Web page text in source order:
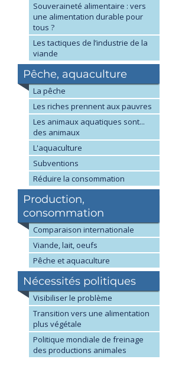
Souveraineté alimentaire : vers
une alimentation durable pour
tous ?
Les tactiques de l’industrie de la
viande
Pêche, aquaculture
La pêche
Les riches prennent aux pauvres
Les animaux aquatiques sont...
des animaux
L'aquaculture
Subventions
Réduire la consommation
Production,
consommation
Comparaison internationale
Viande, lait, oeufs
Pêche et aquaculture
Nécessités politiques
Visibiliser le problème
Transition vers une alimentation
plus végétale
Politique mondiale de freinage
des productions animales